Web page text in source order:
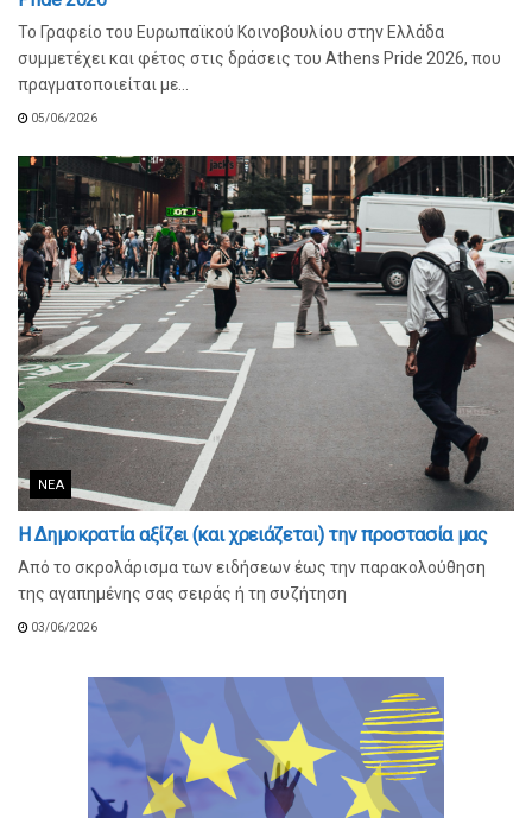
Το Γραφείο του Ευρωπαϊκού Κοινοβουλίου στην Ελλάδα
συμμετέχει και φέτος στις δράσεις του Athens Pride 2026, που
πραγματοποιείται με...
05/06/2026
ΝΈΑ
Η Δημοκρατία αξίζει (και χρειάζεται) την προστασία μας
Από το σκρολάρισμα των ειδήσεων έως την παρακολούθηση
της αγαπημένης σας σειράς ή τη συζήτηση
03/06/2026